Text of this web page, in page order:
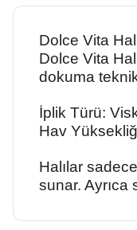
Dolce Vita
Dolce Vita
dokuma
İplik Türü:
Hav
Halılar
sunar. Ayrıca